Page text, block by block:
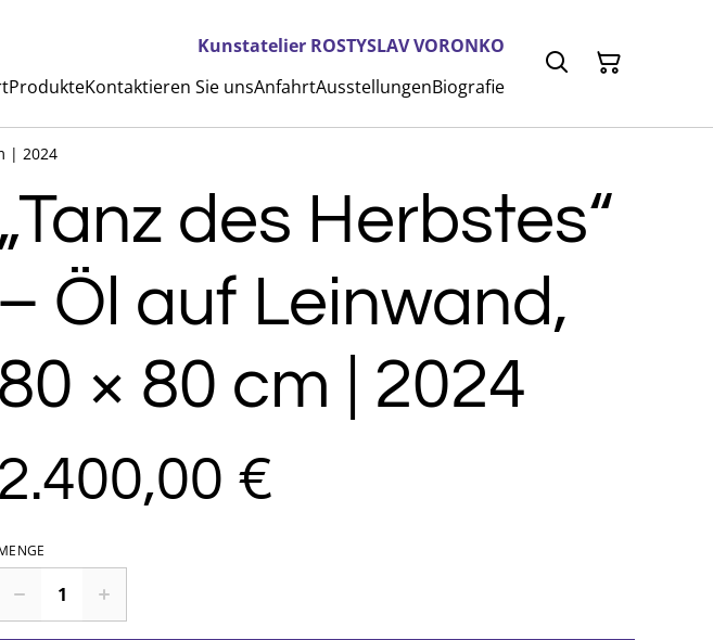
Kunstatelier ROSTYSLAV VORONKO
ProdukteKontaktieren Sie unsAnfahrtAusstellungenBiografie
| 2024
„Tanz des Herbstes“
– Öl auf Leinwand,
80 × 80 cm | 2024
2.400,00 €